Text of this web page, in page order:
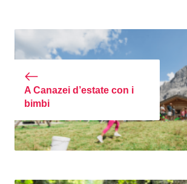
A Canazei d’estate con i
bimbi